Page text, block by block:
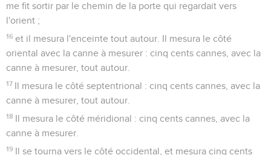
me fit sortir par le chemin de la porte qui regardait vers
l'orient ;
16 et il mesura l'enceinte tout autour. Il mesura le côté
oriental avec la canne à mesurer : cinq cents cannes, avec la
canne à mesurer, tout autour.
17 Il mesura le côté septentrional : cinq cents cannes, avec la
canne à mesurer, tout autour.
18 Il mesura le côté méridional : cinq cents cannes, avec la
canne à mesurer.
19 Il se tourna vers le côté occidental, et mesura cinq cents